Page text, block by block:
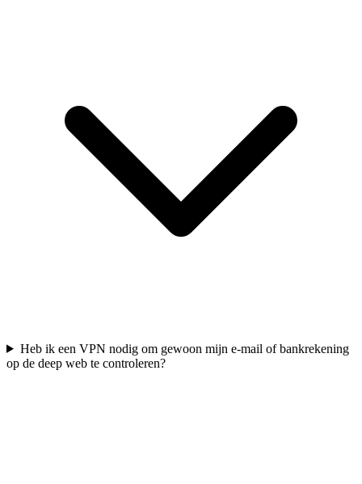
Heb ik een VPN nodig om gewoon mijn e-mail of bankrekening
op de deep web te controleren?